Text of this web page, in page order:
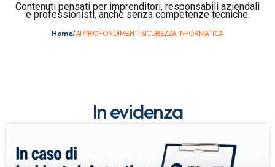
Contenuti pensati per imprenditori, responsabili aziendali
e professionisti, anche senza competenze tecniche.
Home/APPROFONDIMENTI SICUREZZA INFORMATICA
In evidenza